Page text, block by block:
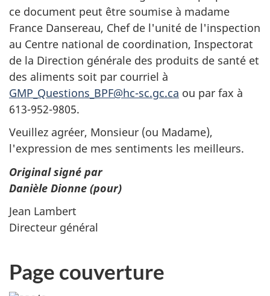
ce document peut être soumise à madame
France Dansereau, Chef de l'unité de l'inspection
au Centre national de coordination, Inspectorat
de la Direction générale des produits de santé et
des aliments soit par courriel à
GMP_Questions_BPF@hc-sc.gc.ca ou par fax à
613-952-9805.
Veuillez agréer, Monsieur (ou Madame),
l'expression de mes sentiments les meilleurs.
Original signé par
Danièle Dionne (pour)
Jean Lambert
Directeur général
Page couverture